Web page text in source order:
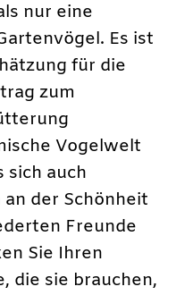
nur eine
Es ist
für die
zum
Vogelwelt
sich auch
der Schönheit
Freunde
Sie Ihren
die sie brauchen,